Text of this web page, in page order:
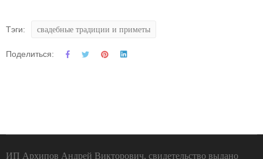
Тэги: свадебные традиции и приметы
Поделиться:
ИП Архипов Андрей Викторович, свидетельство выдано